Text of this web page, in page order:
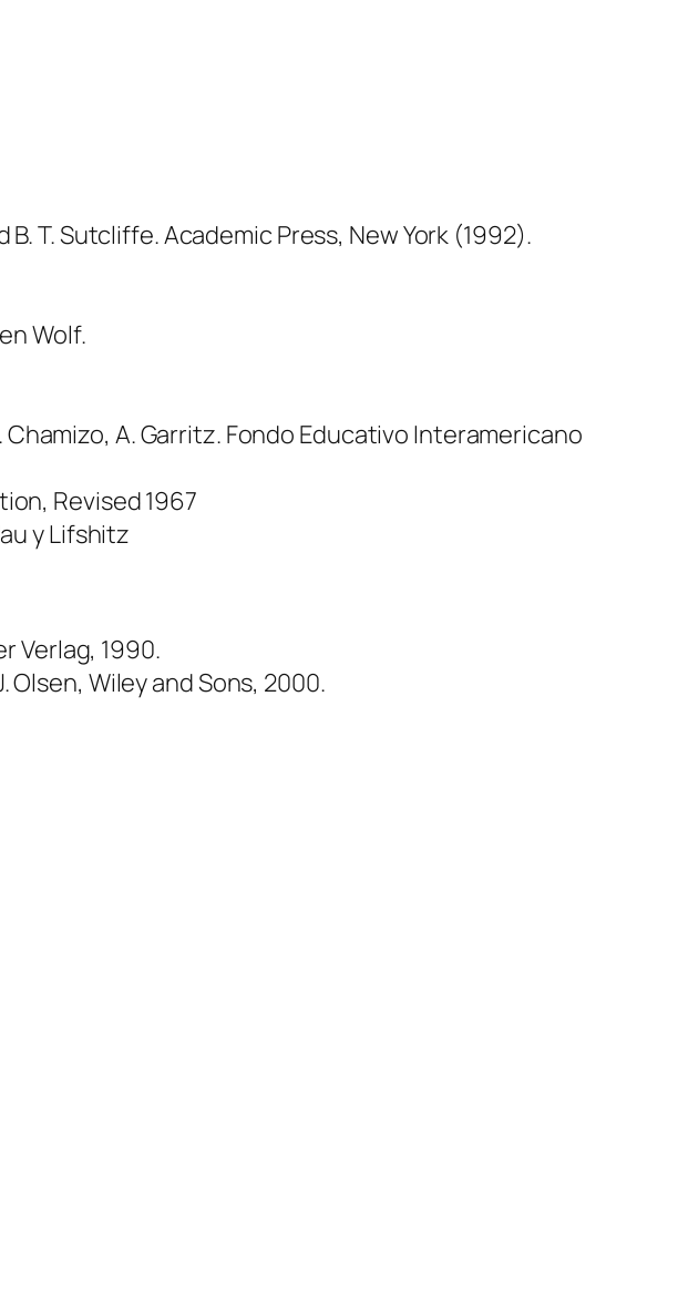
B. T. Sutcliffe. Academic Press, New York (1992).
Wolf.
Chamizo, A. Garritz. Fondo Educativo Interamericano
Revised 1967
y Lifshitz
Verlag, 1990.
Olsen, Wiley and Sons, 2000.